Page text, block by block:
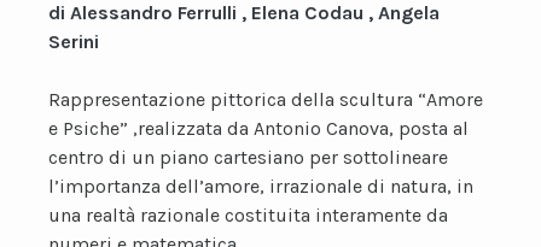
di Alessandro Ferrulli , Elena Codau , Angela
Serini
Rappresentazione pittorica della scultura “Amore
e Psiche” ,realizzata da Antonio Canova, posta al
centro di un piano cartesiano per sottolineare
l’importanza dell’amore, irrazionale di natura, in
una realtà razionale costituita interamente da